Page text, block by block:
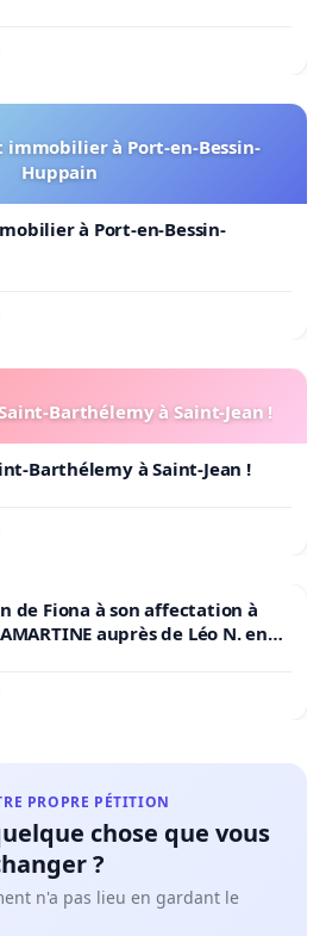
immobilier à Port-en-Bessin-
Huppain
à Port-en-Bessin-
Barthélemy à Saint-Jean !
Barthélemy à Saint-Jean !
de Fiona à son affectation à
auprès de Léo N. en
PROPRE PÉTITION
chose que vous
?
n'a pas lieu en gardant le